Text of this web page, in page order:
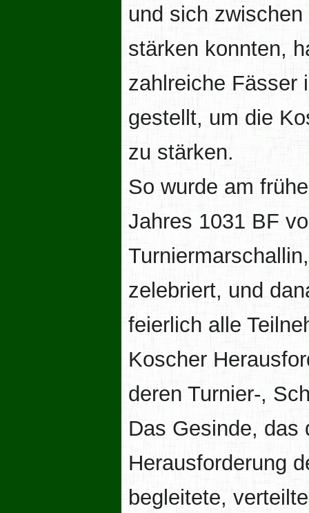
und sich
stärken konnten,
zahlreiche
gestellt, um die
zu stärken.
So wurde am
Jahres 1031 BF
zelebriert, und
feierlich alle
Koscher
deren Turnier-,
Das Gesinde, das
Herausforderung
begleitete,